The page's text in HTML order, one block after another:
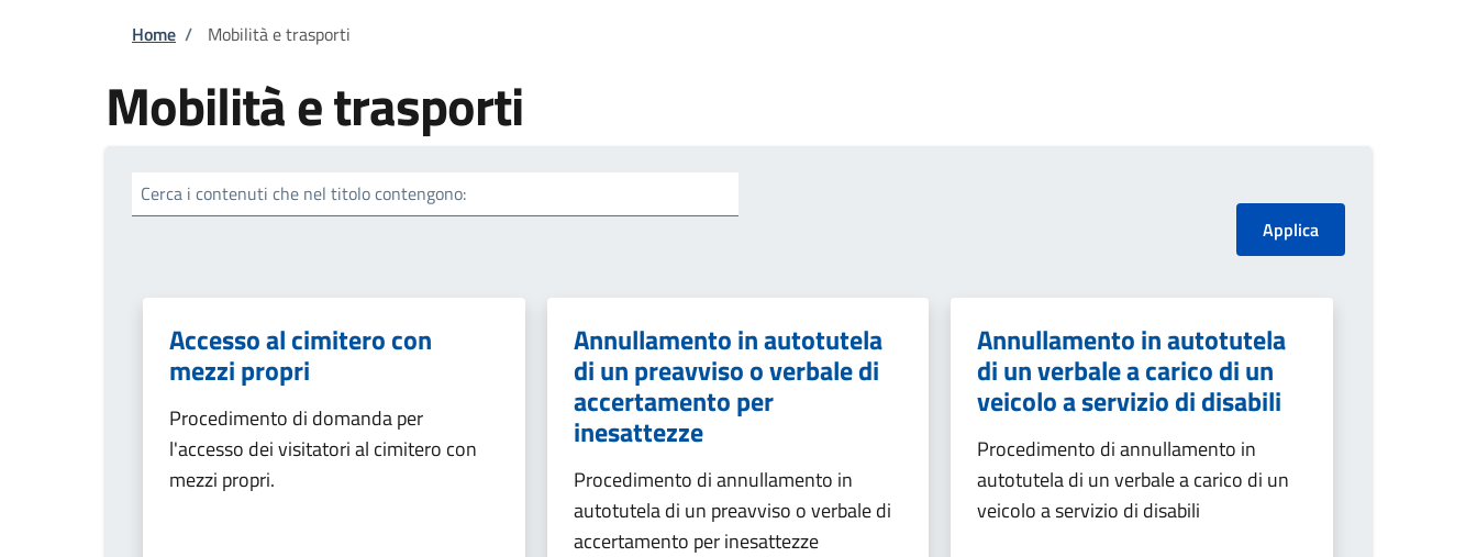
Briciole di pane
Home / Mobilità e trasporti
Mobilità e trasporti
Cerca i contenuti che nel titolo contengono:
Accesso al cimitero con
mezzi propri
Procedimento di domanda per
l'accesso dei visitatori al cimitero con
mezzi propri.
Annullamento in autotutela
di un preavviso o verbale di
accertamento per
inesattezze
Procedimento di annullamento in
autotutela di un preavviso o verbale di
accertamento per inesattezze
Annullamento in autotutela
di un verbale a carico di un
veicolo a servizio di disabili
Procedimento di annullamento in
autotutela di un verbale a carico di un
veicolo a servizio di disabili